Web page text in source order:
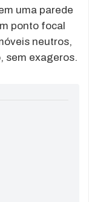
uma parede
ponto focal
neutros,
sem exageros.